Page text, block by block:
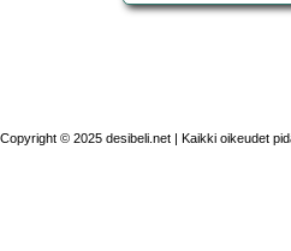
Copyright © 2025 desibeli.net | Kaikki oikeudet